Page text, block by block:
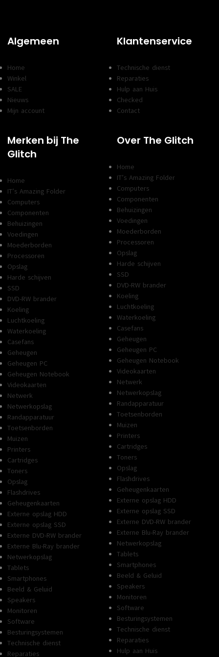
Algemeen
Home
Winkel
SALE
Nieuws
Mijn account
Klantenservice
Technische dienst
Reparaties
Hulp aan Huis
Checked
Contact
Merken bij The
Glitch
Home
IT’s Amazing Folder
Computers
Componenten
Behuizingen
Voedingen
Moederborden
Processoren
Opslag
Harde schijven
SSD
DVD-RW brander
Koeling
Luchtkoeling
Waterkoeling
Casefans
Geheugen
Geheugen PC
Geheugen Notebook
Videokaarten
Netwerk
Netwerkopslag
Randapparatuur
Toetsenborden
Muizen
Printers
Cartridges
Toners
Opslag
Flashdrives
Geheugenkaarten
Externe opslag HDD
Externe opslag SSD
Externe DVD-RW brander
Externe Blu-Ray brander
Netwerkopslag
Tablets
Smartphones
Beeld & Geluid
Speakers
Monitoren
Software
Besturingsystemen
Technische dienst
Reparaties
Over The Glitch
Home
IT’s Amazing Folder
Computers
Componenten
Behuizingen
Voedingen
Moederborden
Processoren
Opslag
Harde schijven
SSD
DVD-RW brander
Koeling
Luchtkoeling
Waterkoeling
Casefans
Geheugen
Geheugen PC
Geheugen Notebook
Videokaarten
Netwerk
Netwerkopslag
Randapparatuur
Toetsenborden
Muizen
Printers
Cartridges
Toners
Opslag
Flashdrives
Geheugenkaarten
Externe opslag HDD
Externe opslag SSD
Externe DVD-RW brander
Externe Blu-Ray brander
Netwerkopslag
Tablets
Smartphones
Beeld & Geluid
Speakers
Monitoren
Software
Besturingsystemen
Technische dienst
Reparaties
Hulp aan Huis